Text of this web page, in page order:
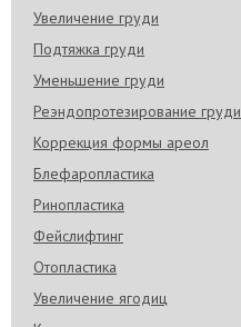
Увеличение груди
Подтяжка груди
Уменьшение груди
Реэндопротезирование груди
Коррекция формы ареол
Блефаропластика
Ринопластика
Фейслифтинг
Отопластика
Увеличение ягодиц